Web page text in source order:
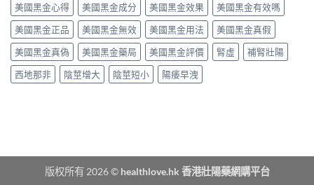
與
安
全
用
法
完
整
法
律
紅
線〉
中
副
作
用
完
整
評
測
一」
係
邊
層
意
思，
邊
美國黑金心得
美國黑金成分 美國黑金效果
美國黑金有效嗎
美國黑金正品
美國黑金無效 美國黑金用法
美國黑金真假
美國黑金真偽
美國黑金藥局 美國黑金評價 腎虛
補腎壯陽
西地那非
陰莖增大 陰莖短小 陽痿早洩
版权所有 2026 © healthlove.hk 香港壯陽藥網購平台